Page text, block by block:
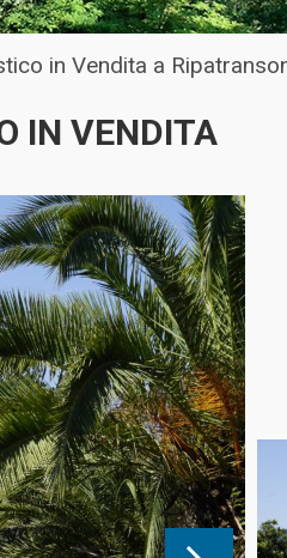
in Vendita a
IN VENDITA